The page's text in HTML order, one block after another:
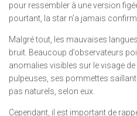
pour ressembler à une version
pourtant, la star n’a jamais
Malgré tout, les mauvaises
bruit. Beaucoup d’observateurs
anomalies visibles sur le visage
pulpeuses, ses pommettes
pas naturels, selon eux.
Cependant, il est important de